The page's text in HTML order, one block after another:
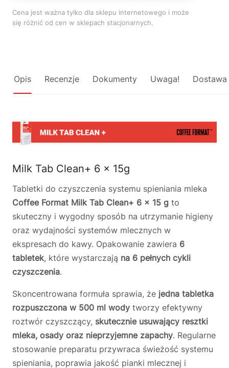
Cena jest ważna tylko dla sklepu internetowego i może
się różnić od cen w sklepach stacjonarnych.
Opis Recenzje Dokumenty Uwaga! Dostawa
Milk Tab Clean+ 6 x 15g
Tabletki do czyszczenia systemu spieniania mleka
Coffee Format Milk Tab Clean+ 6 × 15 g to
skuteczny i wygodny sposób na utrzymanie higieny
oraz wydajności systemów mlecznych w
ekspresach do kawy. Opakowanie zawiera 6
tabletek, które wystarczają na 6 pełnych cykli
czyszczenia.
Skoncentrowana formuła sprawia, że jedna tabletka
rozpuszczona w 500 ml wody tworzy efektywny
roztwór czyszczący, skutecznie usuwający resztki
mleka, osady oraz nieprzyjemne zapachy. Regularne
stosowanie preparatu przywraca świeżość systemu
spieniania, poprawia jakość pianki mlecznej i